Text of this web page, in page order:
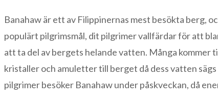
Banahaw är ett av Filippinernas mest besökta berg,
populärt pilgrimsmål, dit pilgrimer vallfärdar för att
att ta del av bergets helande vatten. Många
kristaller och amuletter till berget då dess vatten
pilgrimer besöker Banahaw under påskveckan, då